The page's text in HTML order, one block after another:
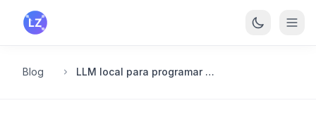
Saltar al contenido principal
Blog LLM local para programar con 16 GB de VRAM: gpt-oss, Qwen y cuándo parar